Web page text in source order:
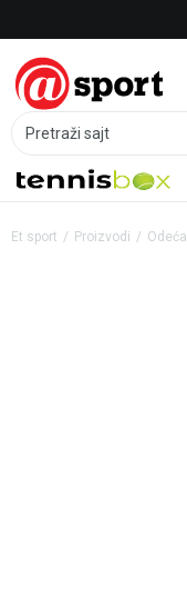
Pretraži sajt
Et sport Proizvodi Odeća